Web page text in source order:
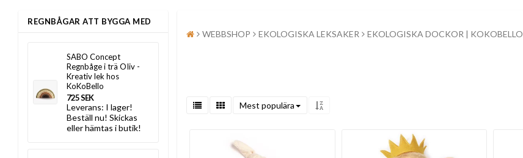
REGNBÅGAR ATT BYGGA MED
SABO Concept
Regnbåge i trä OIiv -
Kreativ lek hos
KoKoBello
725 SEK
Leverans: I lager!
Beställ nu! Skickas
eller hämtas i butik!
WEBBSHOP EKOLOGISKA LEKSAKER EKOLOGISKA DOCKOR | KOKOBELLO
Mest populära